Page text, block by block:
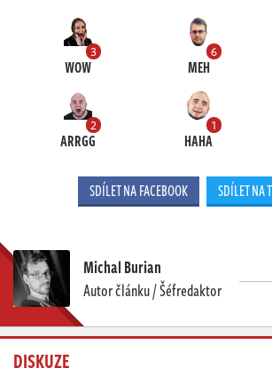
3
WOW
6
MEH
2
ARRGG
1
HAHA
SDÍLET NA FACEBOOK SDÍLET NA
Michal Burian
Autor článku / Šéfredaktor
DISKUZE